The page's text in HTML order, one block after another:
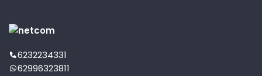
6232234331
62996323811